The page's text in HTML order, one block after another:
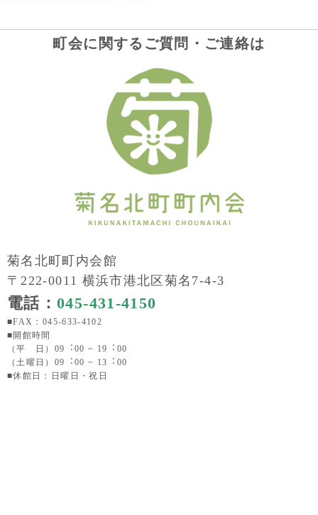
町会に関するご質問・ご連絡は
菊名北町町内会館
〒222-0011 横浜市港北区菊名7-4-3
電話：045-431-4150
■FAX：045-633-4102
■開館時間
（平 日）09︓00 ~ 19︓00
（土曜日）09︓00 ~ 13︓00
■休館日：日曜日・祝日